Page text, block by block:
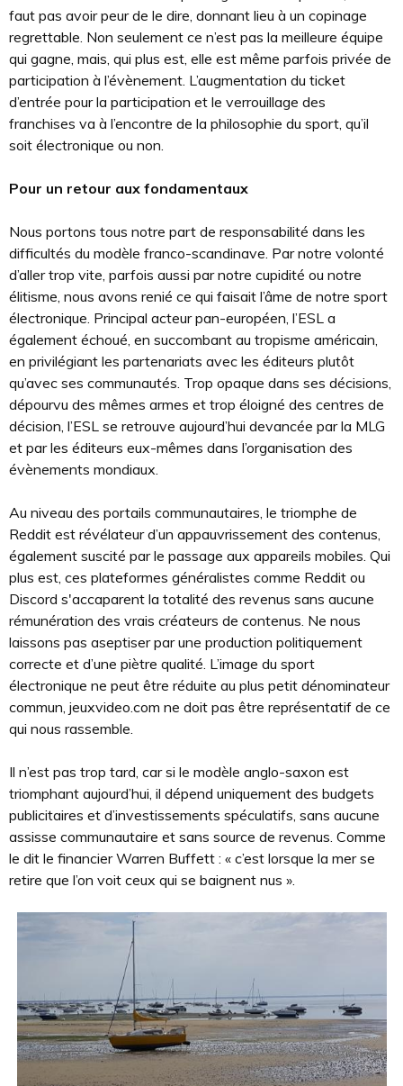
faut pas avoir peur de le dire, donnant lieu à un copinage
regrettable. Non seulement ce n’est pas la meilleure équipe
qui gagne, mais, qui plus est, elle est même parfois privée de
participation à l’évènement. L’augmentation du ticket
d’entrée pour la participation et le verrouillage des
franchises va à l’encontre de la philosophie du sport, qu’il
soit électronique ou non.
Pour un retour aux fondamentaux
Nous portons tous notre part de responsabilité dans les
difficultés du modèle franco-scandinave. Par notre volonté
d’aller trop vite, parfois aussi par notre cupidité ou notre
élitisme, nous avons renié ce qui faisait l’âme de notre sport
électronique. Principal acteur pan-européen, l’ESL a
également échoué, en succombant au tropisme américain,
en privilégiant les partenariats avec les éditeurs plutôt
qu’avec ses communautés. Trop opaque dans ses décisions,
dépourvu des mêmes armes et trop éloigné des centres de
décision, l’ESL se retrouve aujourd’hui devancée par la MLG
et par les éditeurs eux-mêmes dans l’organisation des
évènements mondiaux.
Au niveau des portails communautaires, le triomphe de
Reddit est révélateur d’un appauvrissement des contenus,
également suscité par le passage aux appareils mobiles. Qui
plus est, ces plateformes généralistes comme Reddit ou
Discord s'accaparent la totalité des revenus sans aucune
rémunération des vrais créateurs de contenus. Ne nous
laissons pas aseptiser par une production politiquement
correcte et d’une piètre qualité. L’image du sport
électronique ne peut être réduite au plus petit dénominateur
commun, jeuxvideo.com ne doit pas être représentatif de ce
qui nous rassemble.
Il n’est pas trop tard, car si le modèle anglo-saxon est
triomphant aujourd’hui, il dépend uniquement des budgets
publicitaires et d’investissements spéculatifs, sans aucune
assisse communautaire et sans source de revenus. Comme
le dit le financier Warren Buffett : « c’est lorsque la mer se
retire que l’on voit ceux qui se baignent nus ».